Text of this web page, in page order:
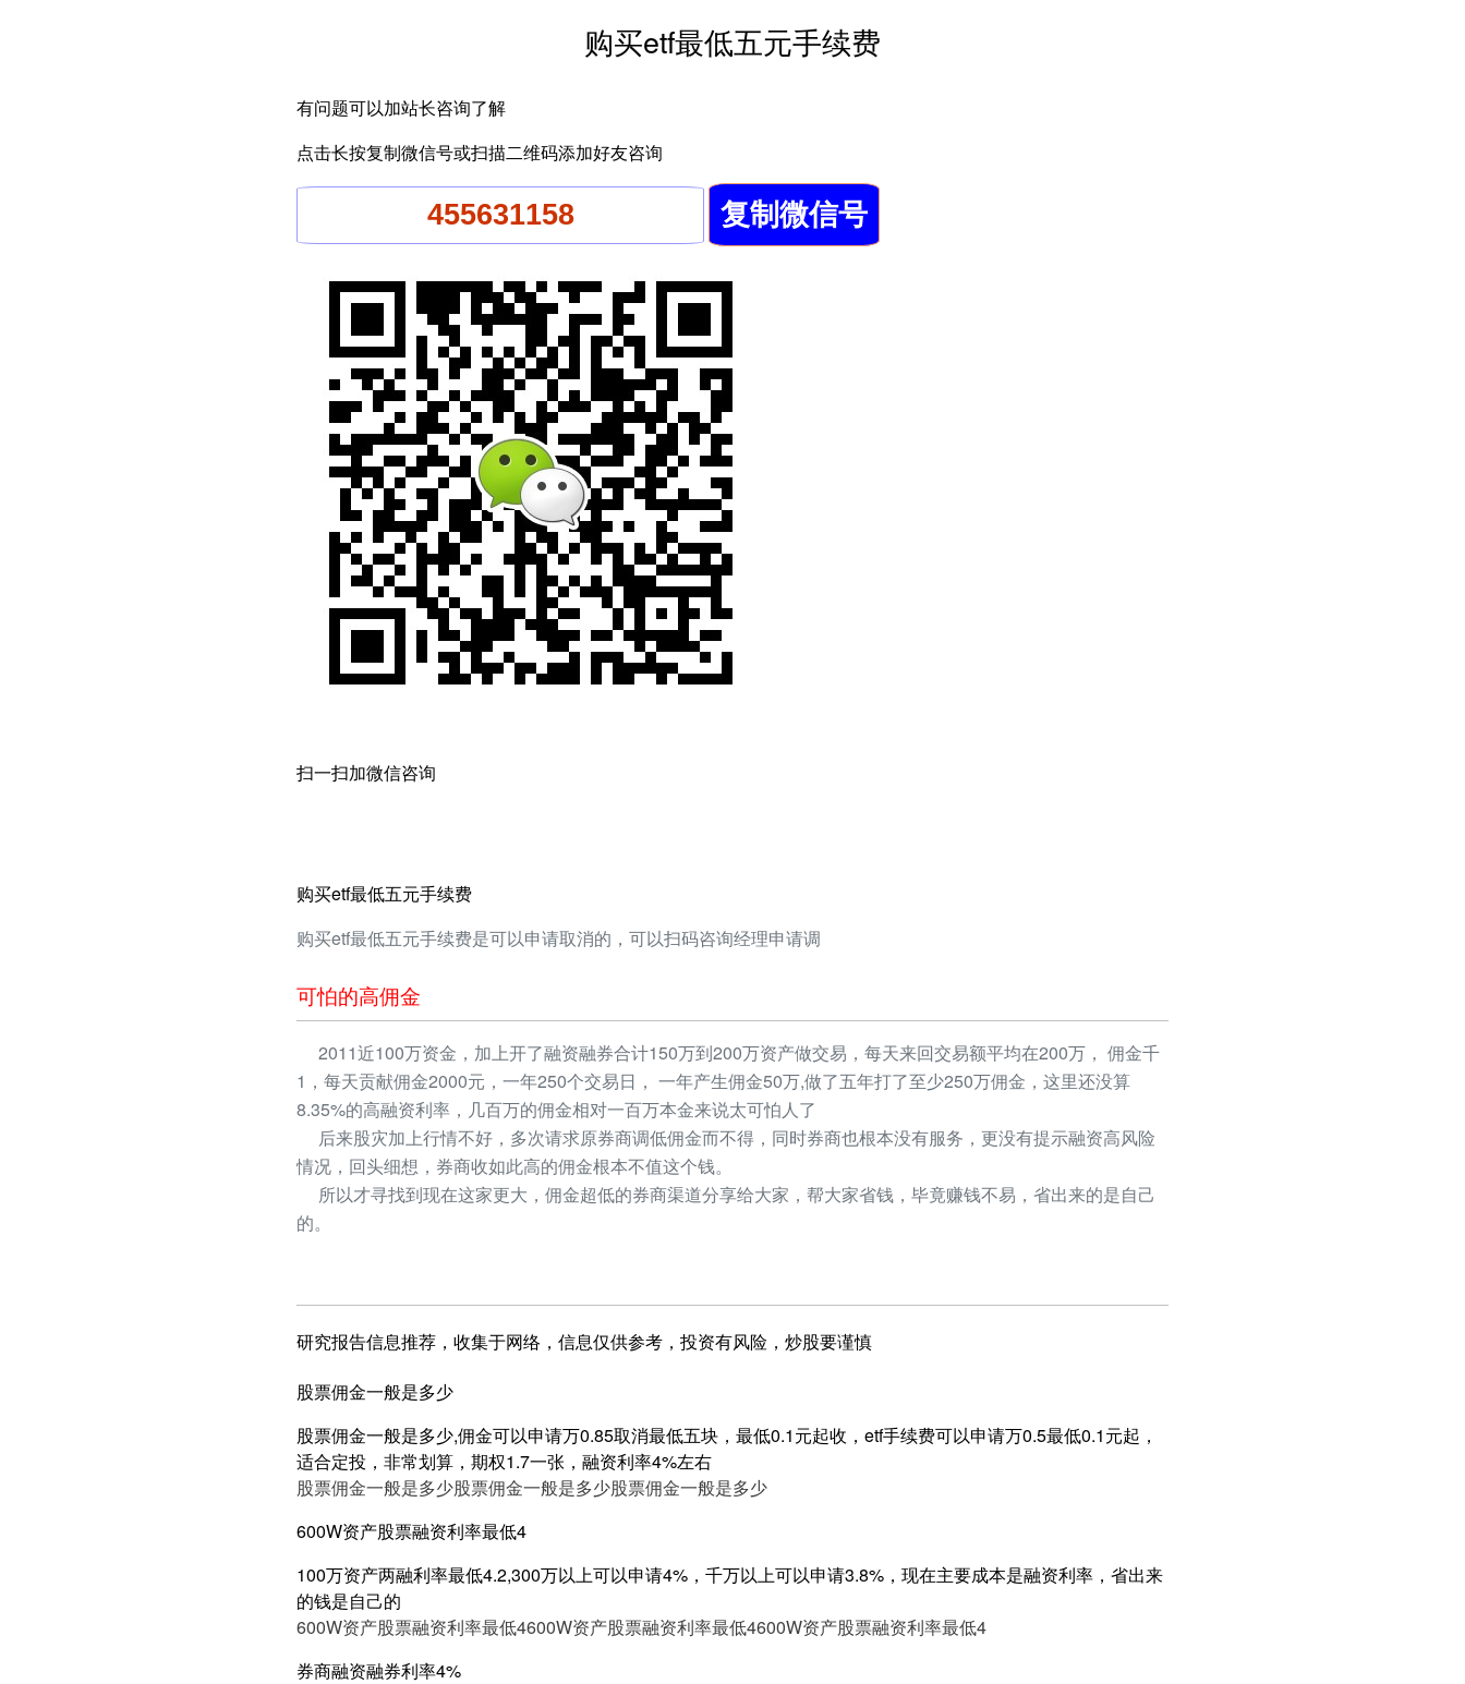
购买etf最低五元手续费
有问题可以加站长咨询了解
点击长按复制微信号或扫描二维码添加好友咨询
扫一扫加微信咨询
购买etf最低五元手续费
购买etf最低五元手续费是可以申请取消的，可以扫码咨询经理申请调
可怕的高佣金
2011近100万资金，加上开了融资融券合计150万到200万资产做交易，每天来回交易额平均在200万， 佣金千
1，每天贡献佣金2000元，一年250个交易日， 一年产生佣金50万,做了五年打了至少250万佣金，这里还没算
8.35%的高融资利率，几百万的佣金相对一百万本金来说太可怕人了
后来股灾加上行情不好，多次请求原券商调低佣金而不得，同时券商也根本没有服务，更没有提示融资高风险
情况，回头细想，券商收如此高的佣金根本不值这个钱。
所以才寻找到现在这家更大，佣金超低的券商渠道分享给大家，帮大家省钱，毕竟赚钱不易，省出来的是自己
的。
研究报告信息推荐，收集于网络，信息仅供参考，投资有风险，炒股要谨慎
股票佣金一般是多少
股票佣金一般是多少,佣金可以申请万0.85取消最低五块，最低0.1元起收，etf手续费可以申请万0.5最低0.1元起，
适合定投，非常划算，期权1.7一张，融资利率4%左右
股票佣金一般是多少股票佣金一般是多少股票佣金一般是多少
600W资产股票融资利率最低4
100万资产两融利率最低4.2,300万以上可以申请4%，千万以上可以申请3.8%，现在主要成本是融资利率，省出来
的钱是自己的
600W资产股票融资利率最低4600W资产股票融资利率最低4600W资产股票融资利率最低4
券商融资融券利率4%